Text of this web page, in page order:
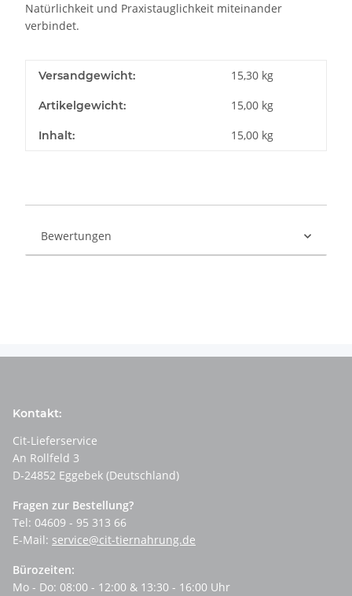
Natürlichkeit und Praxistauglichkeit miteinander
verbindet.
Versandgewicht: 15,30 kg
Artikelgewicht: 15,00 kg
Inhalt: 15,00 kg
Bewertungen
Kontakt:
Cit-Lieferservice
An Rollfeld 3
D-24852 Eggebek (Deutschland)
Fragen zur Bestellung?
Tel: 04609 - 95 313 66
E-Mail: service@cit-tiernahrung.de
Bürozeiten:
Mo - Do: 08:00 - 12:00 & 13:30 - 16:00 Uhr